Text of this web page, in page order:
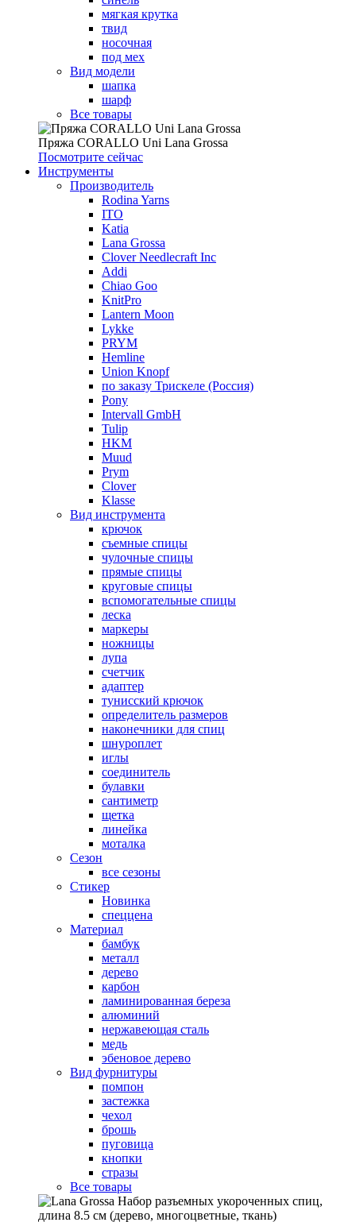
мягкая крутка
твид
носочная
под мех
Вид модели
шапка
шарф
Все товары
Пряжа CORALLO Uni Lana Grossa
Посмотрите сейчас
Инструменты
Производитель
Rodina Yarns
ITO
Katia
Lana Grossa
Clover Needlecraft Inc
Addi
Chiao Goo
KnitPro
Lantern Moon
Lykke
PRYM
Hemline
Union Knopf
по заказу Трискеле (Россия)
Pony
Intervall GmbH
Tulip
HKM
Muud
Prym
Clover
Klasse
Вид инструмента
крючок
съемные спицы
чулочные спицы
прямые спицы
круговые спицы
вспомогательные спицы
леска
маркеры
ножницы
лупа
счетчик
адаптер
тунисский крючок
определитель размеров
наконечники для спиц
шнуроплет
иглы
соединитель
булавки
сантиметр
щетка
линейка
моталка
Сезон
все сезоны
Стикер
Новинка
спеццена
Материал
бамбук
металл
дерево
карбон
ламинированная береза
алюминий
нержавеющая сталь
медь
эбеновое дерево
Вид фурнитуры
помпон
застежка
чехол
брошь
пуговица
кнопки
стразы
Все товары